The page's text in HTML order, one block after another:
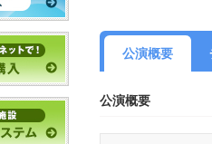
公演概要
公演概要